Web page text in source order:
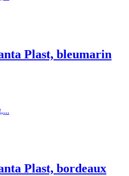
Plast, bleumarin
Plast, bordeaux